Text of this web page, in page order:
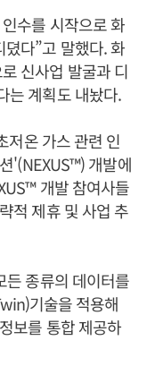
수를 시작으로 화
다”고 말했다. 화
신사업 발굴과 디
는 계획도 내놨다.
저온 가스 관련 인
'(NEXUS™) 개발에
개발 참여사들
적 제휴 및 사업 추
든 종류의 데이터를
기술을 적용해
보를 통합 제공하